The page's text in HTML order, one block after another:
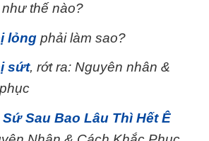
thế nào?
lỏngphải làm sao?
sứt, rớt ra: Nguyên nhân &
Sau Bao Lâu Thì Hết Ê